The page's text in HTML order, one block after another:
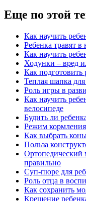
Еще по этой
Как научить
Ребенка травят в
Как научить
Ходунки – вред
Как подготовить
Теплая шапка для
Роль игры в
Как научить
велосипеде
Будить ли
Режим кормления
Как выбрать
Польза
Ортопедический
правильно
Суп-пюре для
Роль отца в
Как сохранить
Крещение